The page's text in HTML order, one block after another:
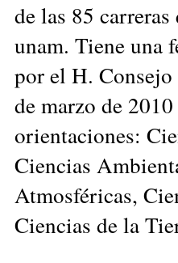
de las 85
unam. Tiene una
por el H.
de marzo de
orientaciones:
Ciencias
Atmosféricas,
Ciencias de la